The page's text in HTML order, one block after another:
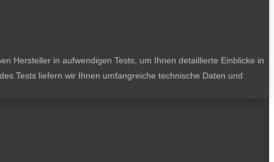
Hersteller in aufwendigen Tests, um Ihnen detaillierte Einblicke in
Tests liefern wir Ihnen umfangreiche technische Daten und